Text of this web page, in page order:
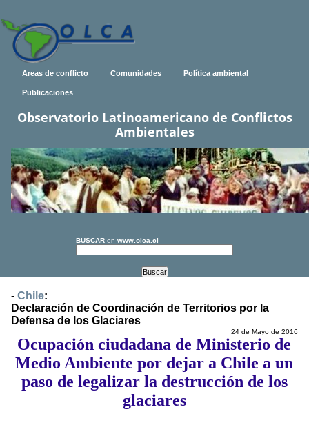
Areas de conflicto Comunidades Política ambiental
Publicaciones
Observatorio Latinoamericano de Conflictos
Ambientales
BUSCAR en www.olca.cl
- Chile:
Declaración de Coordinación de Territorios por la
Defensa de los Glaciares
24 de Mayo de 2016
Ocupación ciudadana de Ministerio de
Medio Ambiente por dejar a Chile a un
paso de legalizar la destrucción de los
glaciares